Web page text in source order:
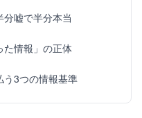
分嘘で半分本当
た情報」の正体
う3つの情報基準